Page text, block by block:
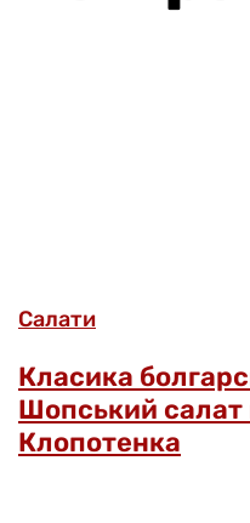
Салати
Класика
Шопський салат
Клопотенка